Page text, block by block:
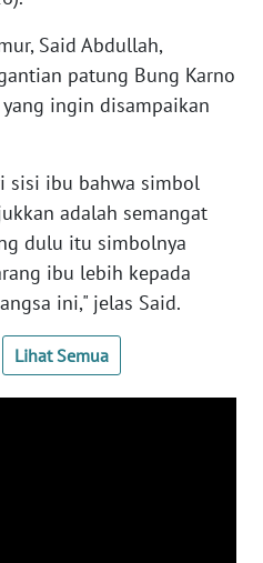
Said Abdullah,
patung Bung Karno
ingin disampaikan
sisi ibu bahwa simbol
adalah semangat
dulu itu simbolnya
ibu lebih kepada
ini," jelas Said.
Lihat Semua